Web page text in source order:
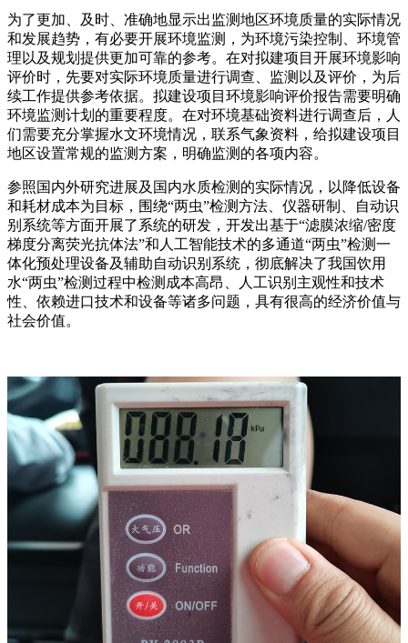
为了更加、及时、准确地显示出监测地区环境质量的实际情况
和发展趋势，有必要开展环境监测，为环境污染控制、环境管
理以及规划提供更加可靠的参考。在对拟建项目开展环境影响
评价时，先要对实际环境质量进行调查、监测以及评价，为后
续工作提供参考依据。拟建设项目环境影响评价报告需要明确
环境监测计划的重要程度。在对环境基础资料进行调查后，人
们需要充分掌握水文环境情况，联系气象资料，给拟建设项目
地区设置常规的监测方案，明确监测的各项内容。
参照国内外研究进展及国内水质检测的实际情况，以降低设备
和耗材成本为目标，围绕“两虫”检测方法、仪器研制、自动识
别系统等方面开展了系统的研发，开发出基于“滤膜浓缩/密度
梯度分离荧光抗体法”和人工智能技术的多通道“两虫”检测一
体化预处理设备及辅助自动识别系统，彻底解决了我国饮用
水“两虫”检测过程中检测成本高昂、人工识别主观性和技术
性、依赖进口技术和设备等诸多问题，具有很高的经济价值与
社会价值。